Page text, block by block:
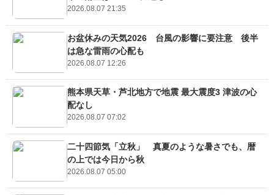
2026.08.07 21:35
お盆休みの天気2026 台風の影響に要注意 後半
は急な雷雨の心配も
2026.08.07 12:26
熊本県天草・芦北地方で地震 最大震度3 津波の心
配なし
2026.08.07 07:02
二十四節気「立秋」 真夏のような暑さでも、暦
の上では今日から秋
2026.08.07 05:00